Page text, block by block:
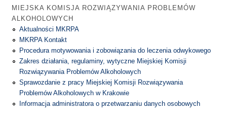
MIEJSKA KOMISJA ROZWIĄZYWANIA PROBLEMÓW
ALKOHOLOWYCH
Aktualności MKRPA
MKRPA Kontakt
Procedura motywowania i zobowiązania do leczenia odwykowego
Zakres działania, regulaminy, wytyczne Miejskiej Komisji
Rozwiązywania Problemów Alkoholowych
Sprawozdanie z pracy Miejskiej Komisji Rozwiązywania
Problemów Alkoholowych w Krakowie
Informacja administratora o przetwarzaniu danych osobowych